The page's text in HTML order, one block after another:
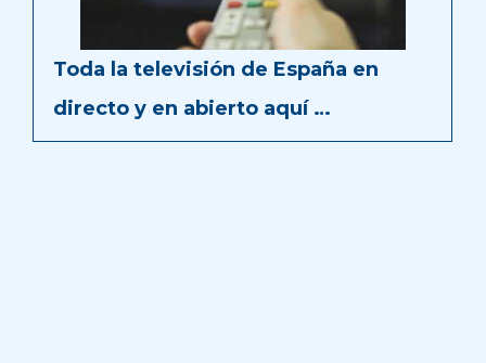
Toda la televisión de España en
directo y en abierto aquí …